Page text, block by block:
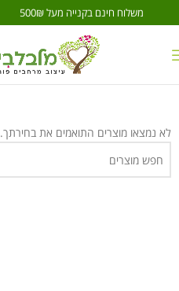
לא נמצאו מוצרים התואמים את בחירתך.
משלוח חינם בקנייה מעל 500₪